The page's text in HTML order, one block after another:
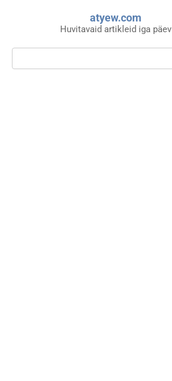
atyew.com
Huvitavaid artikleid iga päev
Search: